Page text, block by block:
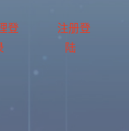
登
注册登
陆